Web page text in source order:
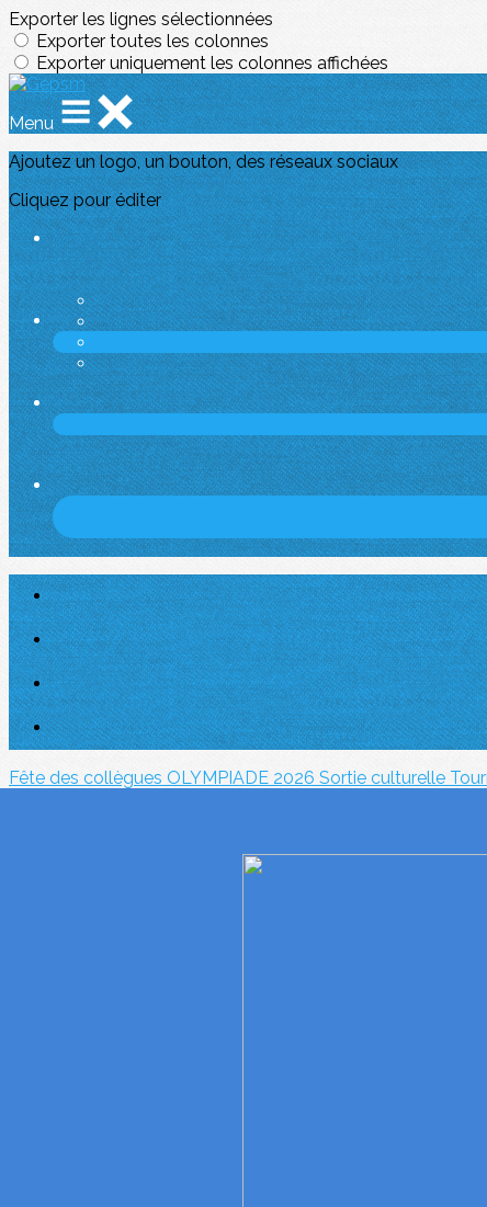
Exporter les lignes sélectionnées
Exporter toutes les colonnes
Exporter uniquement les colonnes affichées
Menu
Ajoutez un logo, un bouton, des réseaux sociaux
Cliquez pour éditer
Fête des collègues OLYMPIADE 2026 Sortie culturelle